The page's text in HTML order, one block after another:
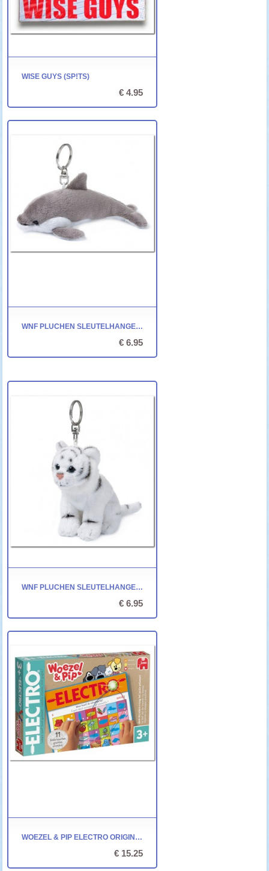
WISE GUYS (SP!TS)
€ 4.95
WNF PLUCHEN SLEUTELHANGER - DOLFIJN
€ 6.95
WNF PLUCHEN SLEUTELHANGER - WITTE TIJGER
€ 6.95
WOEZEL & PIP ELECTRO ORIGINAL - JUMBO
€ 15.25